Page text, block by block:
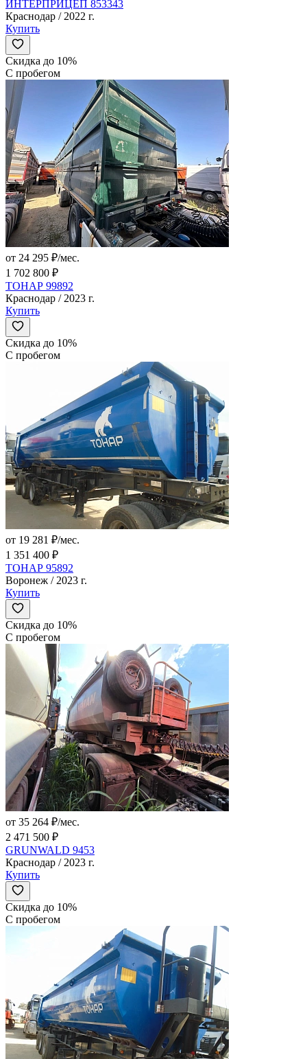
ИНТЕРПРИЦЕП 853343
Краснодар / 2022 г.
Купить
Скидка до 10%
С пробегом
от 24 295 ₽/мес.
1 702 800 ₽
ТОНАР 99892
Краснодар / 2023 г.
Купить
Скидка до 10%
С пробегом
от 19 281 ₽/мес.
1 351 400 ₽
ТОНАР 95892
Воронеж / 2023 г.
Купить
Скидка до 10%
С пробегом
от 35 264 ₽/мес.
2 471 500 ₽
GRUNWALD 9453
Краснодар / 2023 г.
Купить
Скидка до 10%
С пробегом